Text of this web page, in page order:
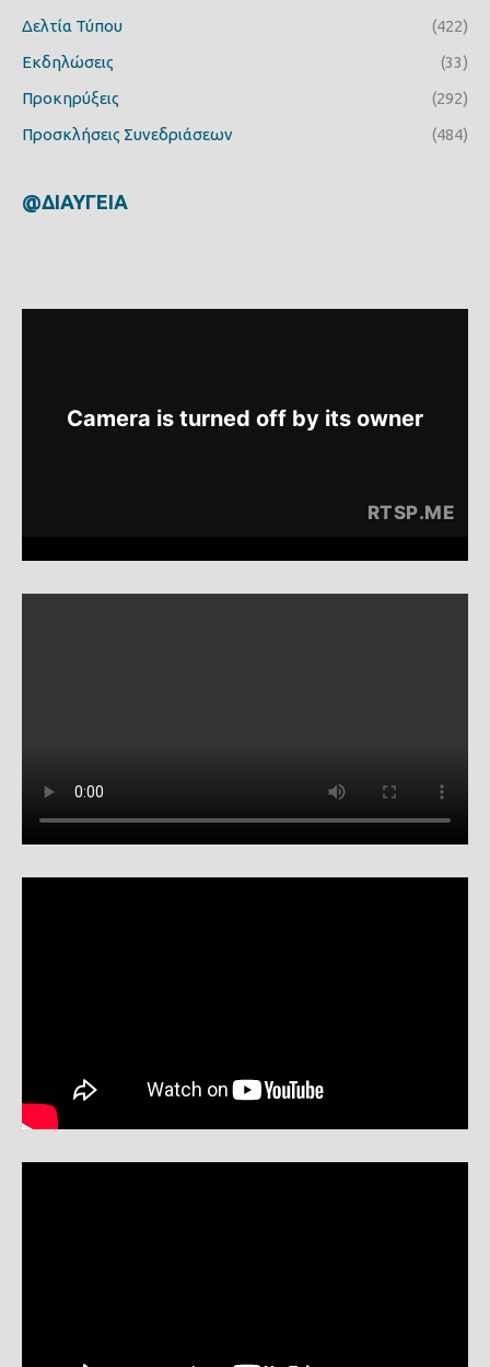
Δελτία Τύπου
(422)
Εκδηλώσεις
(33)
Προκηρύξεις
(292)
Προσκλήσεις Συνεδριάσεων
(484)
@ΔΙΑΥΓΕΙΑ